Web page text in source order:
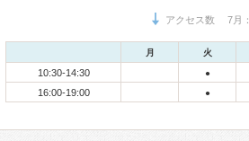
アクセス数 7月：
月 火
10:30-14:30 ●
16:00-19:00 ●